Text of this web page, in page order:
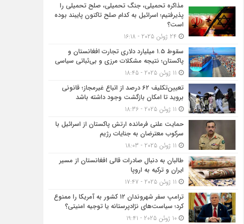
مذاکره تحمیلی، جنگ تحمیلی، صلح تحمیلی را
پذیرفتیم؛ اسرائیل به کدام صلح تاکنون پایبند بوده
است؟
سقوط ۱.۵ میلیارد دلاری تجارت افغانستان و
پاکستان؛ نتیجه مشکلات مرزی و بی‌ثباتی سیاسی
تعیین‌تکلیف ۶۲ درصد از اتباع غیرمجاز؛ قانونی
بروید تا امکان بازگشت وجود داشته باشد
حمایت علنی فرمانده ارتش پاکستان از اسرائیل با
سرکوب معترضان به جنایات رژیم
طالبان به دنبال صادرات قالی افغانستان از مسیر
ایران و ترکیه به اروپا
ترامپ سفر شهروندان ۱۲ کشور به آمریکا را ممنوع
کرد؛ سیاست‌های نژادپرستانه یا توجیه امنیتی؟
10 ژوئن 2025 - 19:41